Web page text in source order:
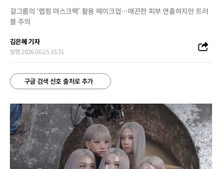
걸그룹의 ‘랩핑 마스크팩’ 활용 메이크업…매끈한 피부 연출하지만 트러
블 주의
김은혜 기자
발행 2026.06.25 15:31
구글 검색 선호 출처로 추가